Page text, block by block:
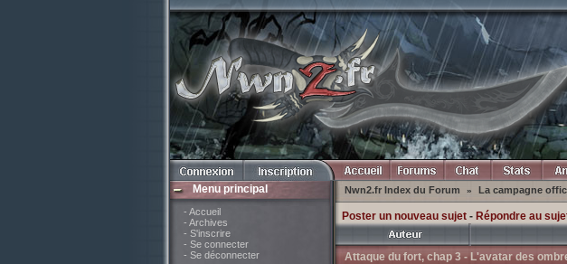
Menu principal
- Accueil
- Archives
- S'inscrire
- Se connecter
- Se déconnecter
Nwn2.fr Index du Forum » La campagne
Poster un nouveau sujet- Répondre au
Attaque du fort, chap 3 - L'avatar des